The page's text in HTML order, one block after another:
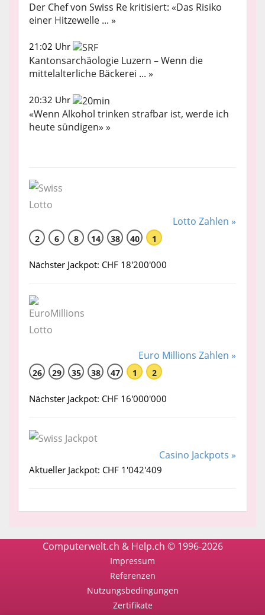
Der Chef von Swiss Re kritisiert: «Das Risiko
einer Hitzewelle ... »
21:02 Uhr
Kantonsarchäologie Luzern – Wenn die
mittelalterliche Bäckerei ... »
20:32 Uhr
«Wenn Alkohol trinken strafbar ist, werde ich
heute sündigen» »
Lotto Zahlen »
2 6 8 14 38 40 1
Nächster Jackpot: CHF 18'200'000
Euro Millions Zahlen »
26 29 35 38 47 1 2
Nächster Jackpot: CHF 16'000'000
Casino Jackpots »
Aktueller Jackpot: CHF 1'042'409
Computerwelt.ch & Help.ch © 1996-2026
Impressum
Referenzen
Nutzungsbedingungen
Zertifikate